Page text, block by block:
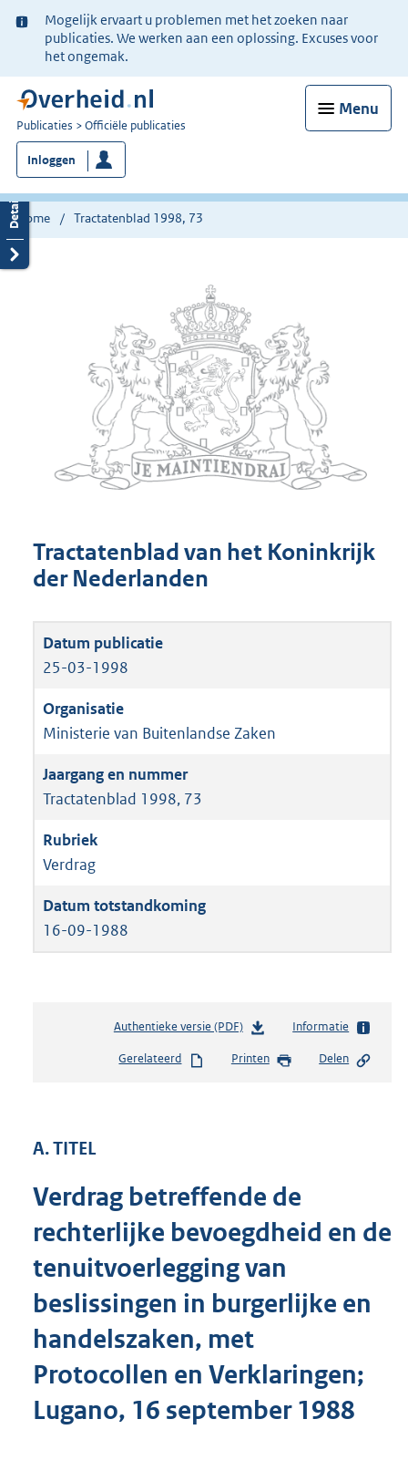
Ter
informatie:
Mogelijk ervaart u problemen met het zoeken naar
publicaties. We werken aan een oplossing. Excuses voor
het ongemak.
Menu
U
bent
nu
hier:
Publicaties Officiële publicaties
Inloggen
Home Tractatenblad 1998, 73
Tractatenblad van het Koninkrijk
der Nederlanden
25-03-1998
Ministerie van Buitenlandse Zaken
Tractatenblad 1998, 73
Verdrag
16-09-1988
Authentieke versie (PDF)b
s
r
o
t
:
1
5
K
Informatie
Gerelateerd Printen Delen
A. TITEL
Verdrag betreffende de
rechterlijke bevoegdheid en de
tenuitvoerlegging van
beslissingen in burgerlijke en
handelszaken, met
Protocollen en Verklaringen;
Lugano, 16 september 1988